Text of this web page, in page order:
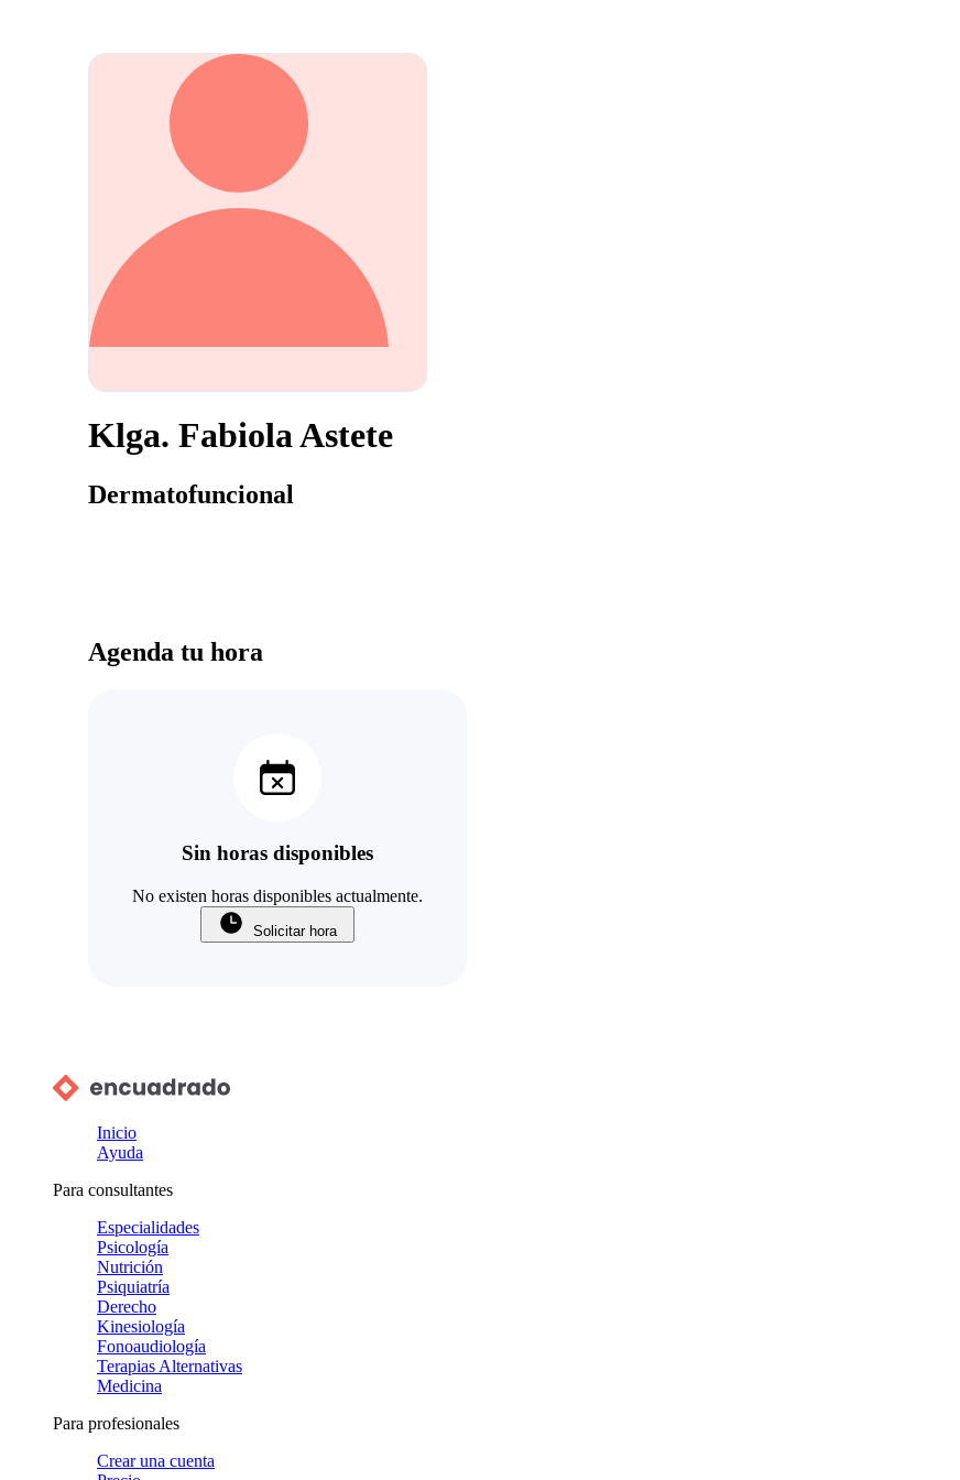
Klga. Fabiola Astete
Dermatofuncional
Agenda tu hora
Sin horas disponibles
No existen horas disponibles actualmente.
Solicitar hora
Inicio
Ayuda
Para consultantes
Especialidades
Psicología
Nutrición
Psiquiatría
Derecho
Kinesiología
Fonoaudiología
Terapias Alternativas
Medicina
Para profesionales
Crear una cuenta